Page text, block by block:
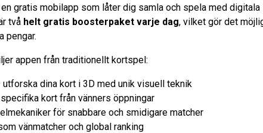
gratis mobilapp som låter dig samla och spela med
två helt gratis boosterpaket varje dag, vilket gör det
pengar.
appen från traditionellt kortspel:
dina kort i 3D med unik visuell teknik
kort från vänners öppningar
för snabbare och smidigare matcher
vänmatcher och global ranking